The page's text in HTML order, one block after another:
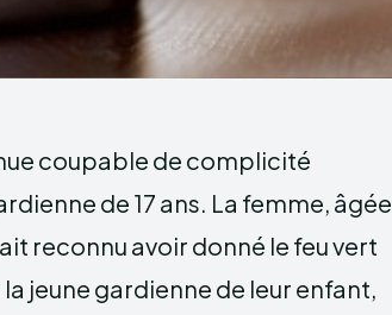
coupable de complicité
de 17 ans. La femme, âgée
reconnu avoir donné le feu vert
jeune gardienne de leur enfant,